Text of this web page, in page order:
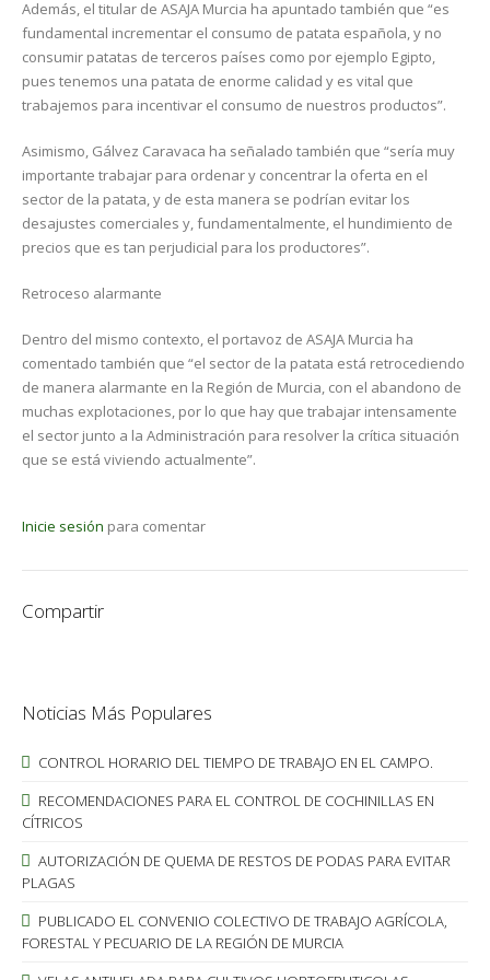
Además, el titular de ASAJA Murcia ha apuntado también que “es
fundamental incrementar el consumo de patata española, y no
consumir patatas de terceros países como por ejemplo Egipto,
pues tenemos una patata de enorme calidad y es vital que
trabajemos para incentivar el consumo de nuestros productos”.
Asimismo, Gálvez Caravaca ha señalado también que “sería muy
importante trabajar para ordenar y concentrar la oferta en el
sector de la patata, y de esta manera se podrían evitar los
desajustes comerciales y, fundamentalmente, el hundimiento de
precios que es tan perjudicial para los productores”.
Retroceso alarmante
Dentro del mismo contexto, el portavoz de ASAJA Murcia ha
comentado también que “el sector de la patata está retrocediendo
de manera alarmante en la Región de Murcia, con el abandono de
muchas explotaciones, por lo que hay que trabajar intensamente
el sector junto a la Administración para resolver la crítica situación
que se está viviendo actualmente”.
Inicie sesión para comentar
Compartir
Noticias Más Populares
CONTROL HORARIO DEL TIEMPO DE TRABAJO EN EL CAMPO.
RECOMENDACIONES PARA EL CONTROL DE COCHINILLAS EN
CÍTRICOS
AUTORIZACIÓN DE QUEMA DE RESTOS DE PODAS PARA EVITAR
PLAGAS
PUBLICADO EL CONVENIO COLECTIVO DE TRABAJO AGRÍCOLA,
FORESTAL Y PECUARIO DE LA REGIÓN DE MURCIA